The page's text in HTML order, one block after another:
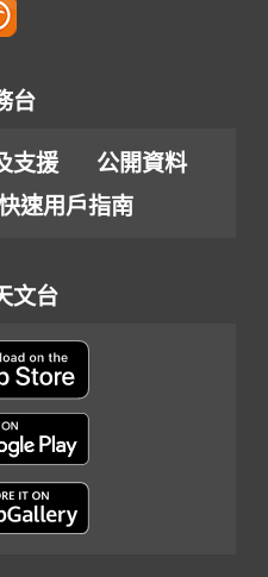
台
支援
公開資料
速用戶指南
文台